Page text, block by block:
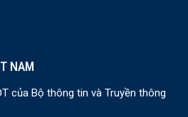
NAM
của Bộ thông tin và Truyền thông